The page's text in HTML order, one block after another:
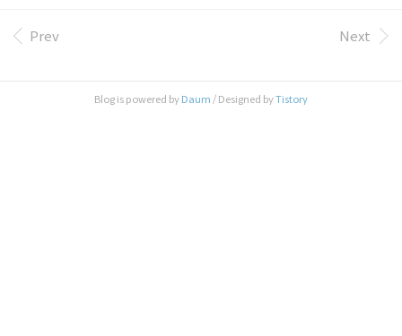
리만 만져보고 코끼리를 안다고 생각한채 자신은 코
끼리의 다리가 가장 마음에 든다는 이야기를 하는 ..
그레이더는 Quality Grader를 말합니다. 즉, 등급을 매
업계의 소믈리에와 비슷하다고 할 수 있습니다. 이
Prev Next
Blog is powered by Daum / Designed byTistory